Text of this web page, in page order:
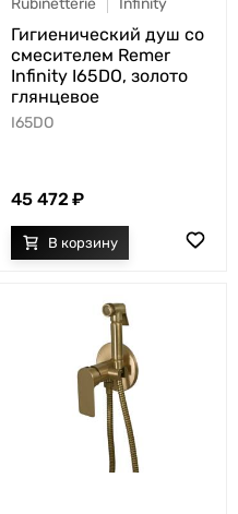
Rubinetterie
Infinity
Гигиенический душ со
смесителем Remer
Infinity I65DO, золото
глянцевое
I65DO
45 472